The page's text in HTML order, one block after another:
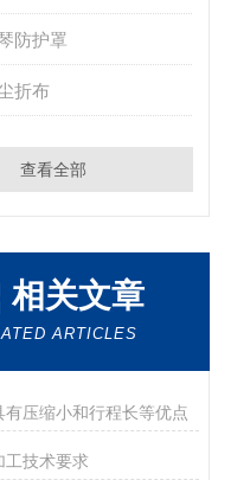
防护罩
折布
查看全部
相关文章
ARTICLES
有压缩小和行程长等优点
工技术要求